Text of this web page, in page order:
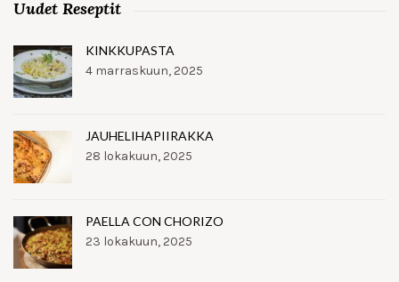
Uudet Reseptit
KINKKUPASTA
4 marraskuun, 2025
JAUHELIHAPIIRAKKA
28 lokakuun, 2025
PAELLA CON CHORIZO
23 lokakuun, 2025